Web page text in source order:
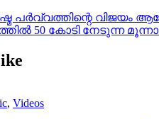
പർവ്വത്തിന്റെ വിജയം
50 കോടി നേടുന്ന
, Videos